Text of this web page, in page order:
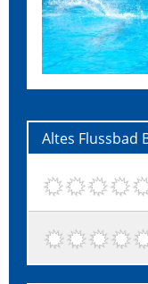
Altes Flussbad